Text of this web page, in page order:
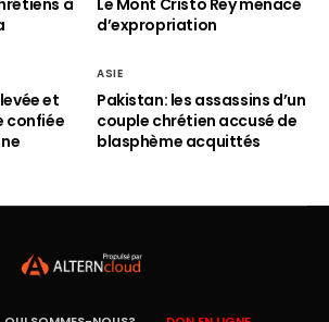
d’expropriation
et
confiée
ASIE
Pakistan: les assassins d’un
couple chrétien accusé de
blasphème acquittés